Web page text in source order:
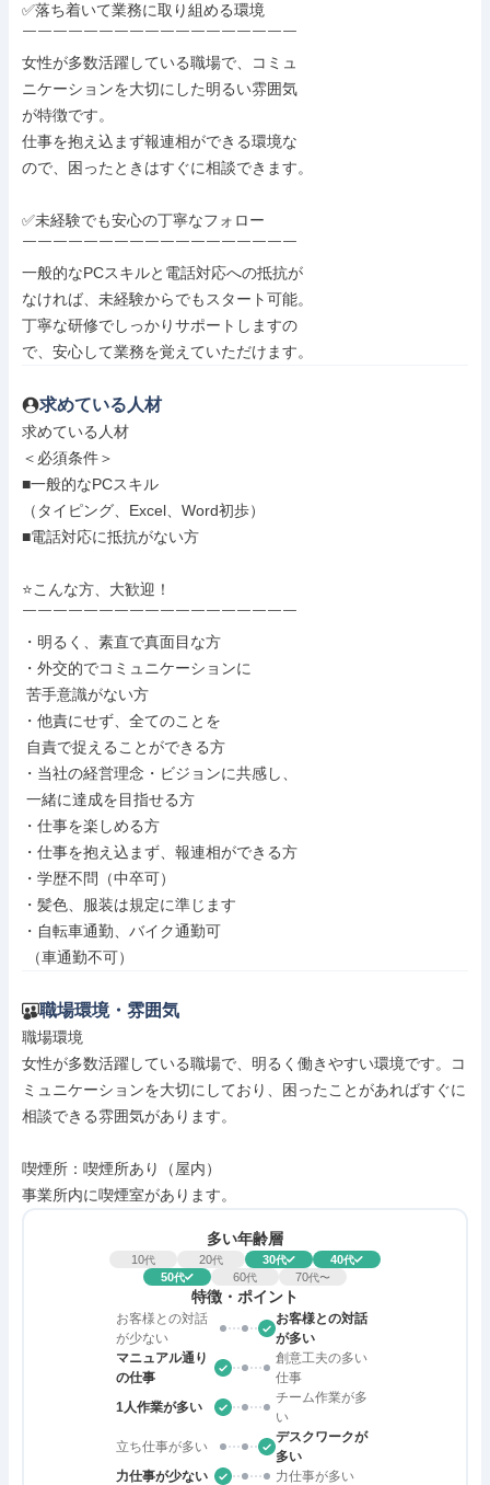
✅落ち着いて業務に取り組める環境
￣￣￣￣￣￣￣￣￣￣￣￣￣￣￣￣￣￣
女性が多数活躍している職場で、コミュ
ニケーションを大切にした明るい雰囲気
が特徴です。
仕事を抱え込まず報連相ができる環境な
ので、困ったときはすぐに相談できます。
✅未経験でも安心の丁寧なフォロー
￣￣￣￣￣￣￣￣￣￣￣￣￣￣￣￣￣￣
一般的なPCスキルと電話対応への抵抗が
なければ、未経験からでもスタート可能。
丁寧な研修でしっかりサポートしますの
で、安心して業務を覚えていただけます。
求めている人材
求めている人材
＜必須条件＞
■一般的なPCスキル
（タイピング、Excel、Word初歩）
■電話対応に抵抗がない方
⭐こんな方、大歓迎！
￣￣￣￣￣￣￣￣￣￣￣￣￣￣￣￣￣￣
・明るく、素直で真面目な方
・外交的でコミュニケーションに
・他責にせず、全てのことを
・当社の経営理念・ビジョンに共感し、
・仕事を楽しめる方
・仕事を抱え込まず、報連相ができる方
・学歴不問（中卒可）
・髪色、服装は規定に準じます
・自転車通勤、バイク通勤可
（車通勤不可）
職場環境・雰囲気
職場環境
女性が多数活躍している職場で、明るく働きやすい環境です。コ
ミュニケーションを大切にしており、困ったことがあればすぐに
相談できる雰囲気があります。
喫煙所：喫煙所あり（屋内）
事業所内に喫煙室があります。
多い年齢層
10代 20代 30代 40代
50代 60代 70代〜
特徴・ポイント
お客様との対話
が少ない
お客様との対話
が多い
マニュアル通り
の仕事
創意工夫の多い
仕事
1人作業が多い
チーム作業が多
い
立ち仕事が多い
デスクワークが
多い
力仕事が少ない
力仕事が多い